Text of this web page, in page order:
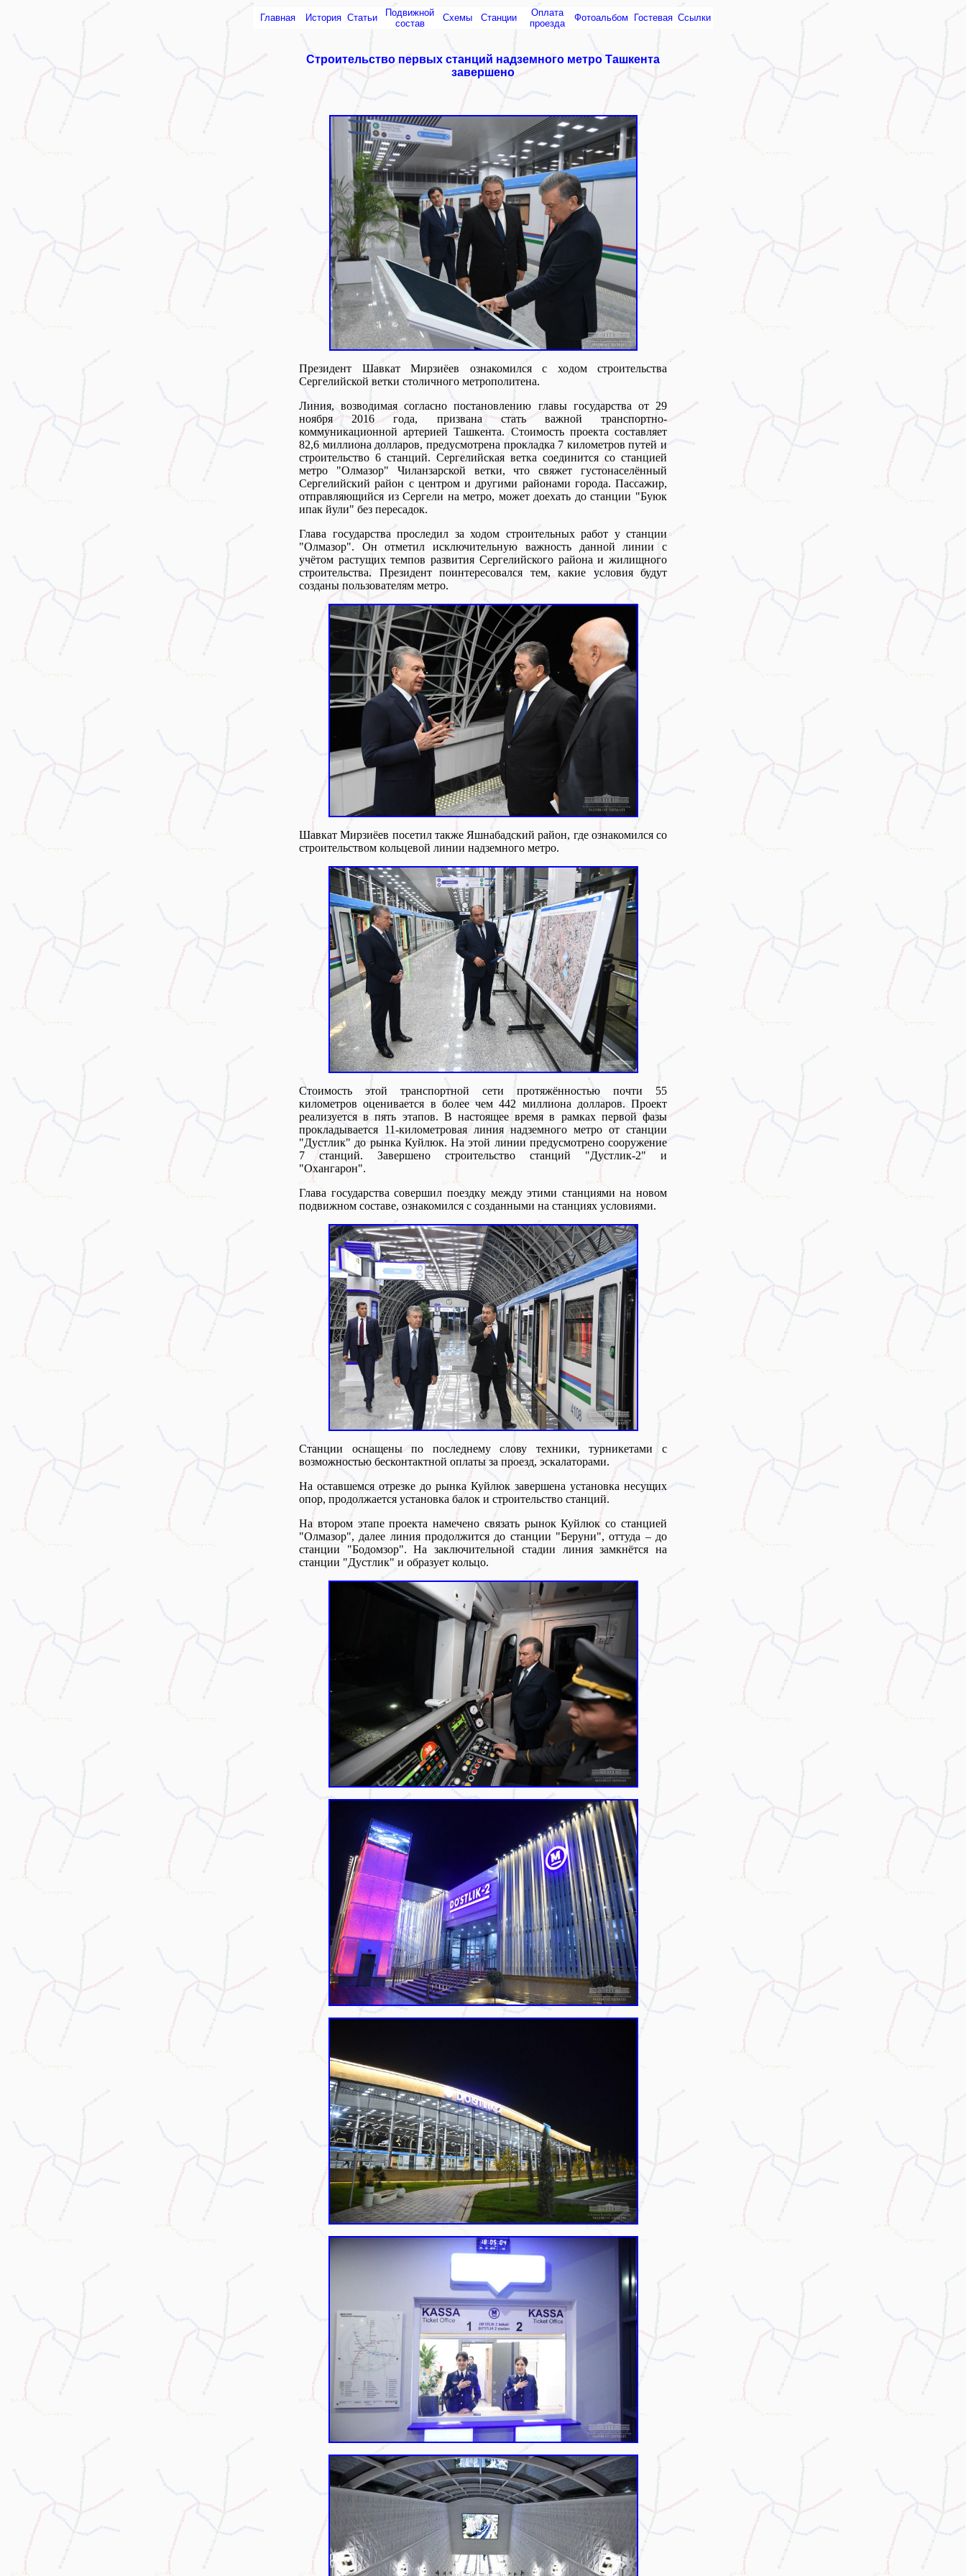
Главная История Статьи
Подвижной
состав
Схемы Cтанции
Оплата
проезда
Фотоальбом Гостевая Ссылки
Строительство первых станций надземного метро Ташкента
завершено
Президент Шавкат Мирзиёев ознакомился с ходом строительства
Сергелийской ветки столичного метрополитена.
Линия, возводимая согласно постановлению главы государства от 29
ноября 2016 года, призвана стать важной транспортно-
коммуникационной артерией Ташкента. Стоимость проекта составляет
82,6 миллиона долларов, предусмотрена прокладка 7 километров путей и
строительство 6 станций. Сергелийская ветка соединится со станцией
метро "Олмазор" Чиланзарской ветки, что свяжет густонаселённый
Сергелийский район с центром и другими районами города. Пассажир,
отправляющийся из Сергели на метро, может доехать до станции "Буюк
ипак йули" без пересадок.
Глава государства проследил за ходом строительных работ у станции
"Олмазор". Он отметил исключительную важность данной линии с
учётом растущих темпов развития Сергелийского района и жилищного
строительства. Президент поинтересовался тем, какие условия будут
созданы пользователям метро.
Шавкат Мирзиёев посетил также Яшнабадский район, где ознакомился со
строительством кольцевой линии надземного метро.
Стоимость этой транспортной сети протяжённостью почти 55
километров оценивается в более чем 442 миллиона долларов. Проект
реализуется в пять этапов. В настоящее время в рамках первой фазы
прокладывается 11-километровая линия надземного метро от станции
"Дустлик" до рынка Куйлюк. На этой линии предусмотрено сооружение
7 станций. Завершено строительство станций "Дустлик-2" и
"Охангарон".
Глава государства совершил поездку между этими станциями на новом
подвижном составе, ознакомился с созданными на станциях условиями.
Станции оснащены по последнему слову техники, турникетами с
возможностью бесконтактной оплаты за проезд, эскалаторами.
На оставшемся отрезке до рынка Куйлюк завершена установка несущих
опор, продолжается установка балок и строительство станций.
На втором этапе проекта намечено связать рынок Куйлюк со станцией
"Олмазор", далее линия продолжится до станции "Беруни", оттуда – до
станции "Бодомзор". На заключительной стадии линия замкнётся на
станции "Дустлик" и образует кольцо.